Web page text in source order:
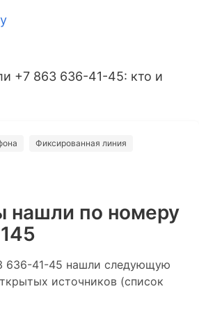
+7 863 636-41-45: кто и
Фиксированная линия
нашли по номеру
636-41-45 нашли следующую
источников (список